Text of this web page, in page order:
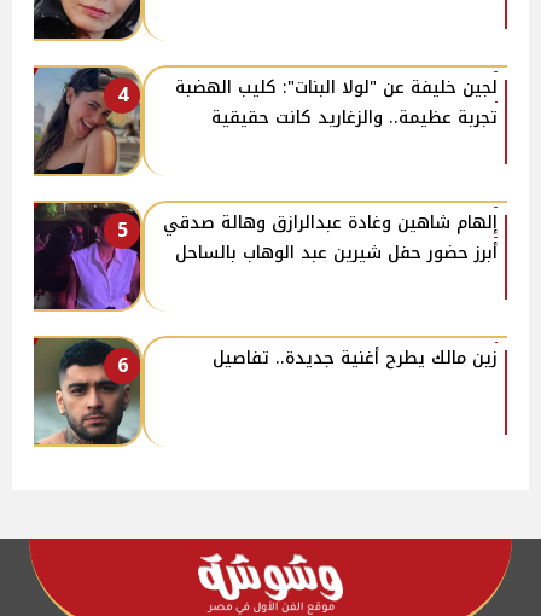
4
لجين خليفة عن "لولا البنات": كليب الهضبة
تجربة عظيمة.. والزغاريد كانت حقيقية
5
إلهام شاهين وغادة عبدالرازق وهالة صدقي
أبرز حضور حفل شيرين عبد الوهاب بالساحل
6 زين مالك يطرح أغنية جديدة.. تفاصيل